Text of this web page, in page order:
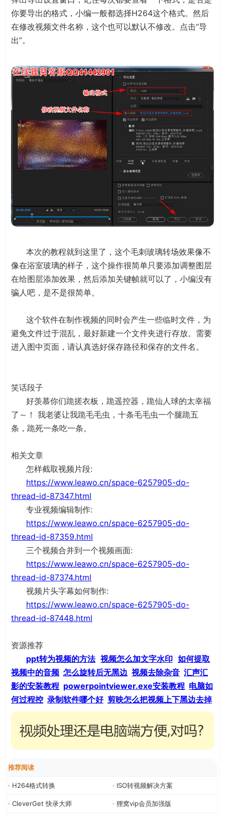
你要导出的格式，小编一般都选择H264这个格式。然后
在修改视频文件名称，这个也可以默认不修改。点击“导
出”。
本次的教程就到这里了，这个毛刺玻璃转场效果像不
像在浴室玻璃的样子，这个操作很简单只要添加调整图层
在给图层添加效果，然后添加关键帧就可以了，小编没有
骗人吧，是不是很简单。
这个软件在制作视频的同时会产生一些临时文件，为
避免文件过于混乱，最好新建一个文件夹进行存放。需要
进入图中页面，请认真选好保存路径和保存的文件名。
笑话段子
好羡慕你们跪搓衣板，跪遥控器，跪仙人球的太幸福
了～！ 我老婆让我跪毛毛虫，十条毛毛虫一个腿跪五
条，跪死一条吃一条。
相关文章
怎样截取视频片段:
https://www.leawo.cn/space-6257905-do-
thread-id-87347.html
专业视频编辑制作:
https://www.leawo.cn/space-6257905-do-
thread-id-87359.html
三个视频合并到一个视频画面:
https://www.leawo.cn/space-6257905-do-
thread-id-87374.html
视频片头字幕如何制作:
https://www.leawo.cn/space-6257905-do-
thread-id-87448.html
资源推荐
ppt转为视频的方法 视频怎么加文字水印 如何提取
视频中的音频 怎么旋转后无黑边 视频去除杂音 汇声汇
影的安装教程 powerpointviewer.exe安装教程 电脑如
何过程控 录制软件哪个好 剪映怎么把视频上下黑边去掉
推荐阅读
· H264格式转换 · ISO转视频解决方案
· CleverGet 快录大师 · 狸窝vip会员加强版